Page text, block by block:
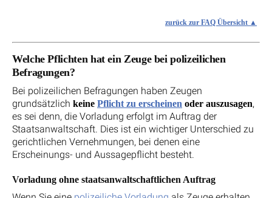
zurück zur FAQ Übersicht
Welche Pflichten hat ein Zeuge bei polizeilichen
Befragungen?
Bei polizeilichen Befragungen haben Zeugen
grundsätzlich keine Pflicht zu erscheinen oder auszusagen,
es sei denn, die Vorladung erfolgt im Auftrag der
Staatsanwaltschaft. Dies ist ein wichtiger Unterschied zu
gerichtlichen Vernehmungen, bei denen eine
Erscheinungs- und Aussagepflicht besteht.
Vorladung ohne staatsanwaltschaftlichen Auftrag